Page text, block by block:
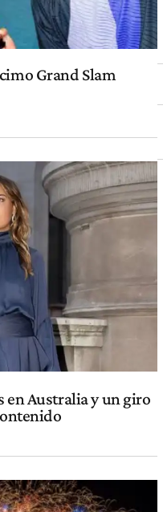
Grand Slam
en Australia y un giro